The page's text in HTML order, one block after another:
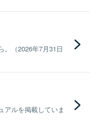
。（2026年7月31日
アルを掲載していま